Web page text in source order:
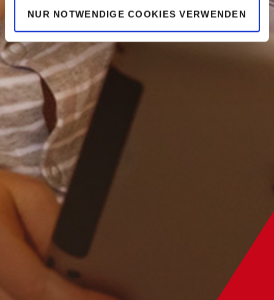
NUR NOTWENDIGE COOKIES VERWENDEN